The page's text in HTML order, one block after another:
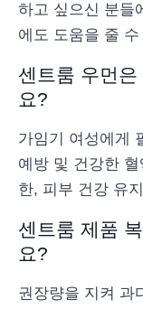
하고 싶으신 분들
에도 도움을 줄
센트룸 우먼
요?
가임기 여성에게
예방 및 건강한
한, 피부 건강 유
센트룸 제품
요?
권장량을 지켜 과